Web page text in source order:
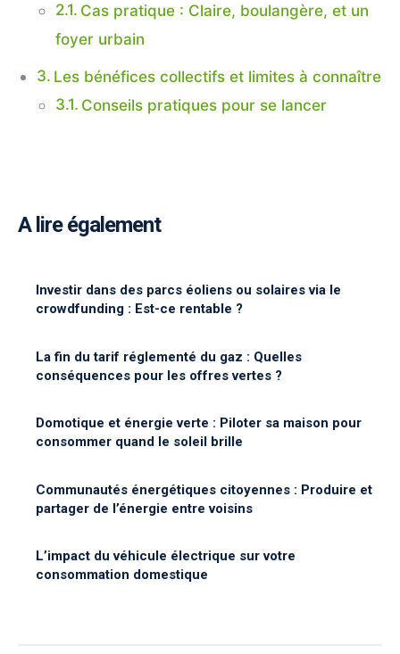
Cas pratique : Claire, boulangère, et un
foyer urbain
Les bénéfices collectifs et limites à connaître
Conseils pratiques pour se lancer
A lire également
Investir dans des parcs éoliens ou solaires via le
crowdfunding : Est-ce rentable ?
La fin du tarif réglementé du gaz : Quelles
conséquences pour les offres vertes ?
Domotique et énergie verte : Piloter sa maison pour
consommer quand le soleil brille
Communautés énergétiques citoyennes : Produire et
partager de l’énergie entre voisins
L’impact du véhicule électrique sur votre
consommation domestique